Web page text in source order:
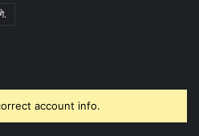
account info.